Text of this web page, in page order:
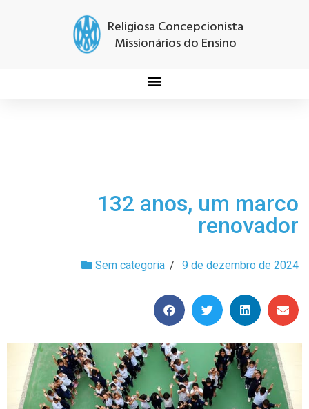
Religiosa Concepcionista
Missionários do Ensino
132 anos, um marco
renovador
Sem categoria / 9 de dezembro de 2024